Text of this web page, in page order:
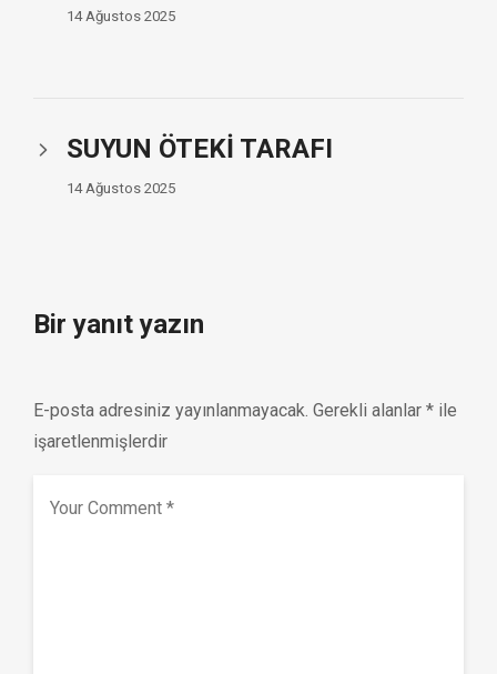
14 Ağustos 2025
SUYUN ÖTEKİ TARAFI
14 Ağustos 2025
Bir yanıt yazın
E-posta adresiniz yayınlanmayacak. Gerekli alanlar * ile
işaretlenmişlerdir